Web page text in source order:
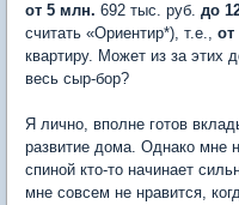
от 5 млн. 692 тыс. руб. до
считать «Ориентир*), т.е., от
квартиру. Может из за этих
весь сыр-бор?
Я лично, вполне готов
развитие дома. Однако мне
спиной кто-то начинает
мне совсем не нравится,